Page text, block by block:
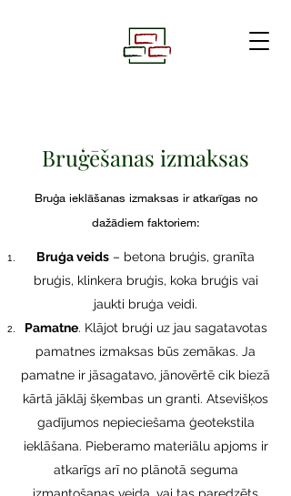
Bruģēšanas izmaksas
Bruģa ieklāšanas izmaksas ir atkarīgas no
dažādiem faktoriem:
Bruģa veids – betona bruģis, granīta
bruģis, klinkera bruģis, koka bruģis vai
jaukti bruģa veidi.
Pamatne. Klājot bruģi uz jau sagatavotas
pamatnes izmaksas būs zemākas. Ja
pamatne ir jāsagatavo, jānovērtē cik biezā
kārtā jāklāj šķembas un granti. Atsevišķos
gadījumos nepieciešama ģeotekstila
ieklāšana. Pieberamo materiālu apjoms ir
atkarīgs arī no plānotā seguma